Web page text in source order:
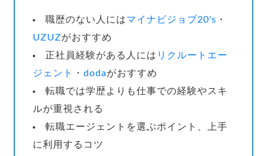
職歴のない人にはマイナビジョブ20's ・
UZUZがおすすめ
正社員経験がある人には リクルートエー
ジェント
・dodaがおすすめ
転職では学歴よりも仕事での経験やスキ
ルが重視される
転職エージェントを選ぶポイント、上手
に利用するコツ